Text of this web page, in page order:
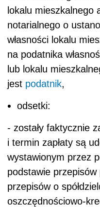
lokalu mieszkalnego
notarialnego o
własności lokalu
na podatnika
lub lokalu
jest podatnik,
odsetki:
- zostały faktycznie
i termin zapłaty są
wystawionym przez
podstawie
przepisów o
oszczędnościowo-